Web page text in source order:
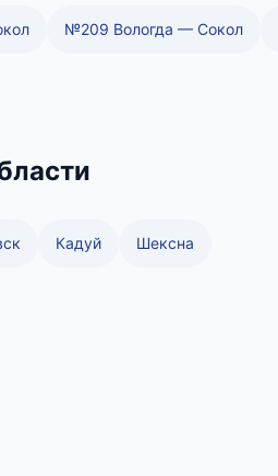
№209 Вологда — Сокол
Кадуй Шексна